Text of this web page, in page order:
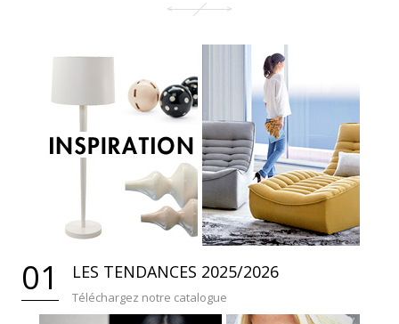
01 LES TENDANCES 2025/2026
Téléchargez notre catalogue